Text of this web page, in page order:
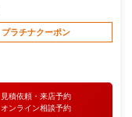
プラチナクーポン
見積依頼・ 来店予約
オンライン相談予約